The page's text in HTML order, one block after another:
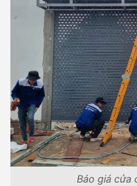
Báo giá cửa